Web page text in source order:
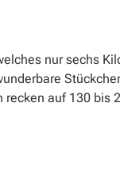
nur sechs
recken auf 130 bis